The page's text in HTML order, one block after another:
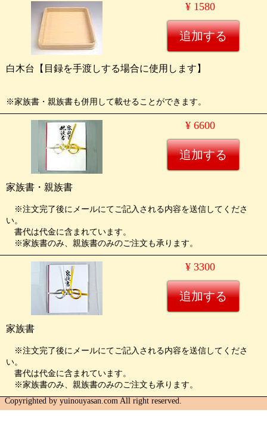
¥ 1580
白木台【目録を手渡しする場合に使用します】
※家族書・親族書も併用して載せることができます。
¥ 6600
家族書・親族書
※注文完了後にメールにてご記入される内容を送信してくださ
い。
書代は代金に含まれています。
※家族書のみ、親族書のみのご注文も承ります。
¥ 3300
家族書
※注文完了後にメールにてご記入される内容を送信してくださ
い。
書代は代金に含まれています。
※家族書のみ、親族書のみのご注文も承ります。
Copyrighted by yuinouyasan.com All right reserved.